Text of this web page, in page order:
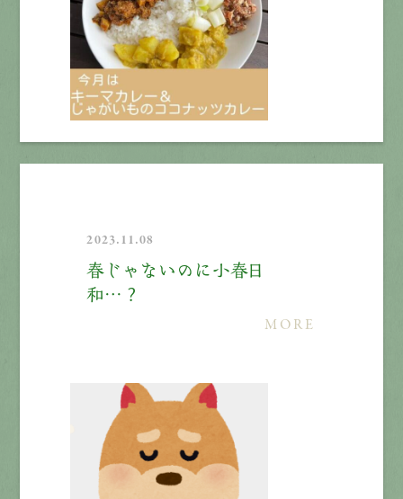
2023.11.08
春じゃないのに小春日
和…？
MORE